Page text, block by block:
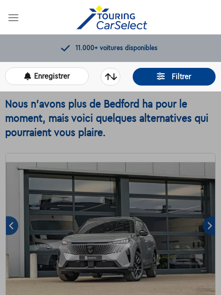
11.000+ voitures disponibles
Filtrer
Enregistrer
Nous n'avons plus de Bedford ha pour le
moment, mais voici quelques alternatives qui
pourraient vous plaire.